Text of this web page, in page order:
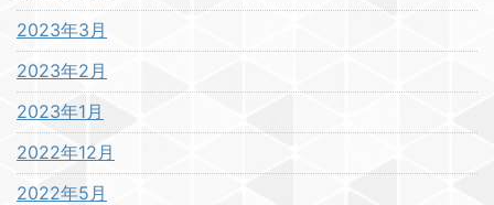
2023年3月
2023年2月
2023年1月
2022年12月
2022年5月